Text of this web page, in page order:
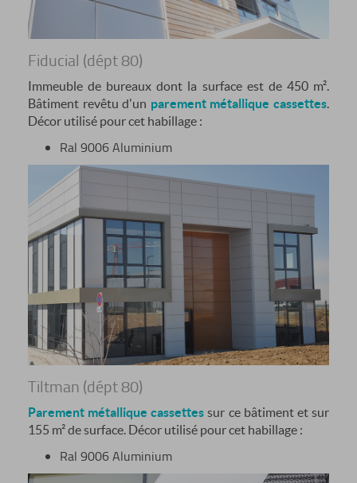
Fiducial (dépt 80)
Immeuble de bureaux dont la surface est de 450 m².
Bâtiment revêtu d'un parement métallique cassettes
Décor utilisé pour cet habillage :
Ral 9006 Aluminium
Tiltman (dépt 80)
Parement métallique cassettes sur ce bâtiment et sur
155 m² de surface. Décor utilisé pour cet habillage :
Ral 9006 Aluminium